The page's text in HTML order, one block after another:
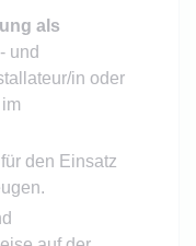
als
und
in oder
den Einsatz